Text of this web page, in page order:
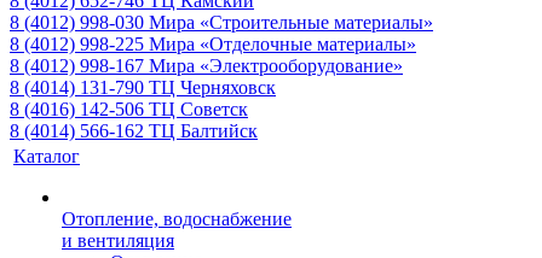
8 (4012) 998-030 Мира «Строительные материалы»
8 (4012) 998-225 Мира «Отделочные материалы»
8 (4012) 998-167 Мира «Электрооборудование»
8 (4014) 131-790 ТЦ Черняховск
8 (4016) 142-506 ТЦ Советск
8 (4014) 566-162 ТЦ Балтийск
Каталог
Отопление, водоснабжение
и вентиляция